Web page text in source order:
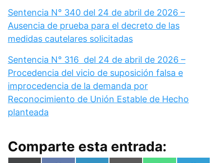
Sentencia N° 340 del 24 de abril de 2026 –
Ausencia de prueba para el decreto de las
medidas cautelares solicitadas
Sentencia N° 316 del 24 de abril de 2026 –
Procedencia del vicio de suposición falsa e
improcedencia de la demanda por
Reconocimiento de Unión Estable de Hecho
planteada
Comparte esta entrada: